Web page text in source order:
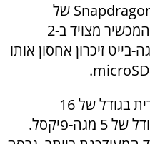
של
קוואלקום שמכילה שש ליבות, והמכשיר מצויד ב-2
זיכרון עבודה ו-16 ג'יגה-בייט זיכרון אחסון אותו
microSD
.
המכשיר מגיע עם מצלמה אחורית בגודל של 16
מגה-פיקסל ומצלמה קדמית בגודל של 5 מגה-פיקסל.